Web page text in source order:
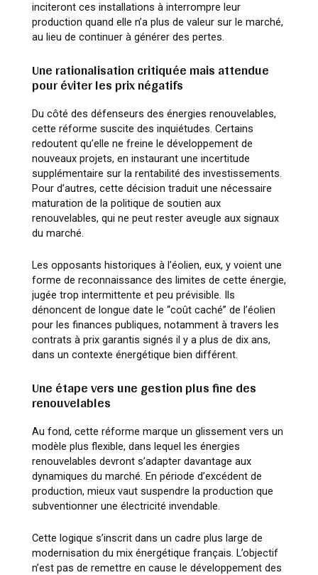
inciteront ces installations à interrompre leur
production quand elle n’a plus de valeur sur le marché,
au lieu de continuer à générer des pertes.
Une rationalisation critiquée mais attendue
pour éviter les prix négatifs
Du côté des défenseurs des énergies renouvelables,
cette réforme suscite des inquiétudes. Certains
redoutent qu’elle ne freine le développement de
nouveaux projets, en instaurant une incertitude
supplémentaire sur la rentabilité des investissements.
Pour d’autres, cette décision traduit une nécessaire
maturation de la politique de soutien aux
renouvelables, qui ne peut rester aveugle aux signaux
du marché.
Les opposants historiques à l’éolien, eux, y voient une
forme de reconnaissance des limites de cette énergie,
jugée trop intermittente et peu prévisible. Ils
dénoncent de longue date le “coût caché” de l’éolien
pour les finances publiques, notamment à travers les
contrats à prix garantis signés il y a plus de dix ans,
dans un contexte énergétique bien différent.
Une étape vers une gestion plus fine des
renouvelables
Au fond, cette réforme marque un glissement vers un
modèle plus flexible, dans lequel les énergies
renouvelables devront s’adapter davantage aux
dynamiques du marché. En période d’excédent de
production, mieux vaut suspendre la production que
subventionner une électricité invendable.
Cette logique s’inscrit dans un cadre plus large de
modernisation du mix énergétique français. L’objectif
n’est pas de remettre en cause le développement des